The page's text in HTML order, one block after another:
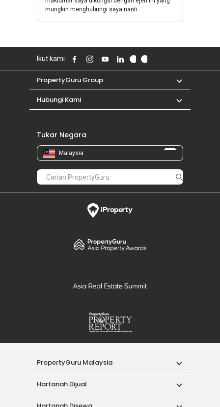
mungkin menghubungi saya nanti
Ikut kami
PropertyGuru Group
Hubungi Kami
Tukar Negara
Malaysia
PropertyGuru Malaysia
Hartanah Dijual